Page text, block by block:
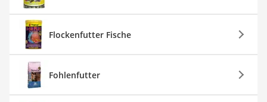
Flockenfutter Fische
Fohlenfutter